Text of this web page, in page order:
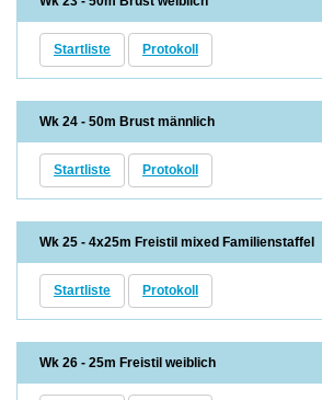
Startliste Protokoll
Wk 24 - 50m Brust männlich
Startliste Protokoll
Wk 25 - 4x25m Freistil mixed Familienstaffel
Startliste Protokoll
Wk 26 - 25m Freistil weiblich